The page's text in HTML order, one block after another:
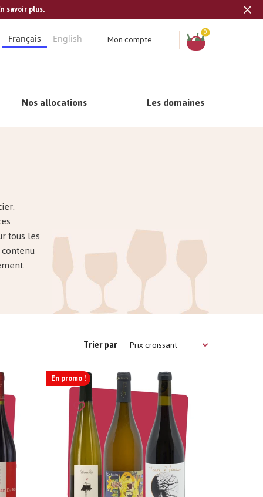
savoir plus.
Français English Mon compte
Panier
0
Nos allocations Les domaines
tous les
Trier par Prix ​​croissant
En promo !